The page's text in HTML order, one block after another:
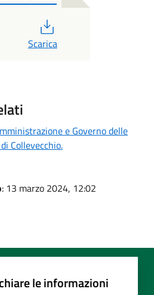
Scarica
e Governo delle
Collevecchio.
: 13 marzo 2024, 12:02
le informazioni